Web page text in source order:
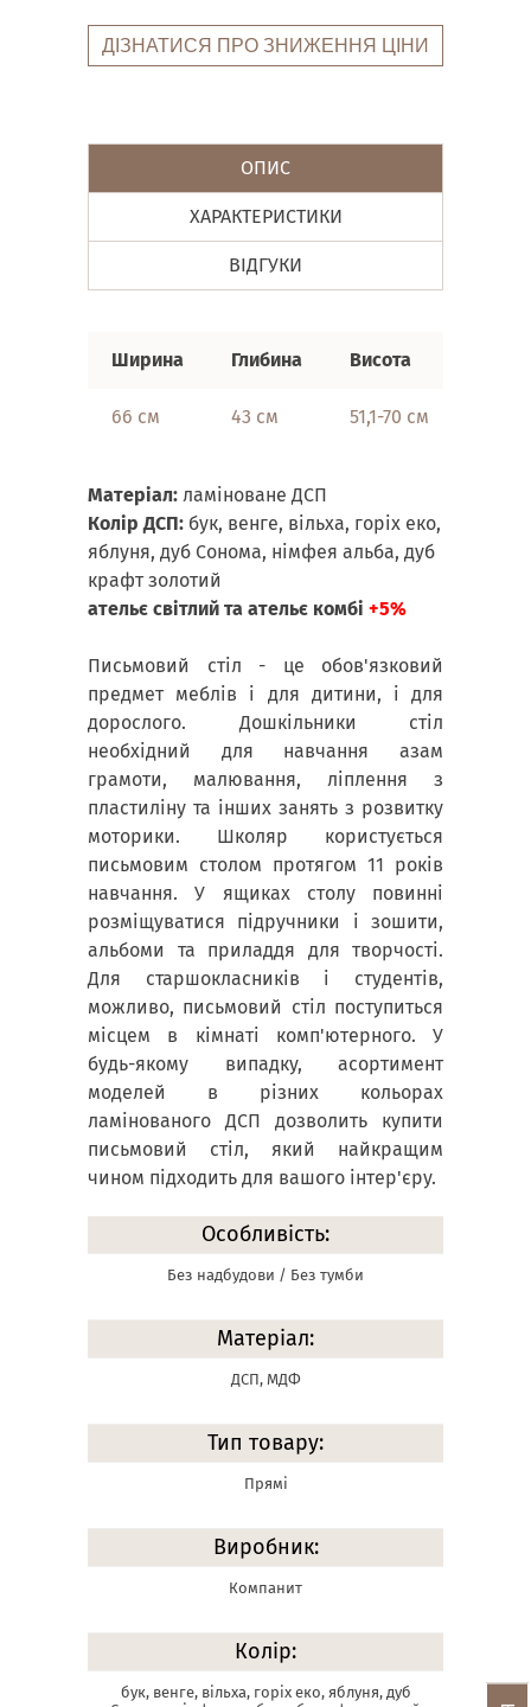
ДІЗНАТИСЯ ПРО ЗНИЖЕННЯ ЦІНИ
ОПИС
ХАРАКТЕРИСТИКИ
ВІДГУКИ
Ширина Глибина Висота
66 см 43 см 51,1-70 см
Матеріал: ламіноване ДСП
Колір ДСП: бук, венге, вільха, горіх еко,
яблуня, дуб Сонома, німфея альба, дуб
крафт золотий
ательє світлий та ательє комбі +5%
Письмовий стіл - це обов'язковий
предмет меблів і для дитини, і для
дорослого. Дошкільники стіл
необхідний для навчання азам
грамоти, малювання, ліплення з
пластиліну та інших занять з розвитку
моторики. Школяр користується
письмовим столом протягом 11 років
навчання. У ящиках столу повинні
розміщуватися підручники і зошити,
альбоми та приладдя для творчості.
Для старшокласників і студентів,
можливо, письмовий стіл поступиться
місцем в кімнаті комп'ютерного. У
будь-якому випадку, асортимент
моделей в різних кольорах
ламінованого ДСП дозволить купити
письмовий стіл, який найкращим
чином підходить для вашого інтер'єру.
Особливість:
Без надбудови / Без тумби
Матеріал:
ДСП, МДФ
Тип товару:
Прямі
Виробник:
Компанит
Колір:
бук, венге, вільха, горіх еко, яблуня, дуб